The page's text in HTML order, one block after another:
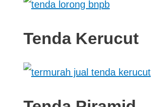
Tenda Kerucut